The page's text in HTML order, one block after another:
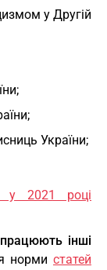
у Другій
України;
у 2021 році
інші
норми статей